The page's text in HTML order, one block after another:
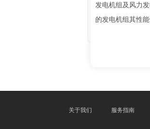
发电机组及风力
的发电机组其性能
关于我们 服务指南